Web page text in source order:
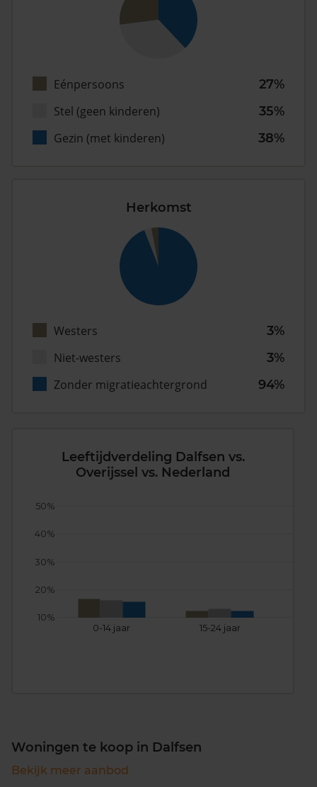
Eénpersoons
27%
Stel (geen kinderen)
35%
Gezin (met kinderen)
38%
Herkomst
Westers
3%
Niet-westers
3%
Zonder migratieachtergrond
94%
Leeftijdverdeling Dalfsen vs.
Overijssel vs. Nederland
0-14 jaar 15-24 jaar
10%
20%
30%
40%
50%
Woningen te koop in Dalfsen
Bekijk meer aanbod